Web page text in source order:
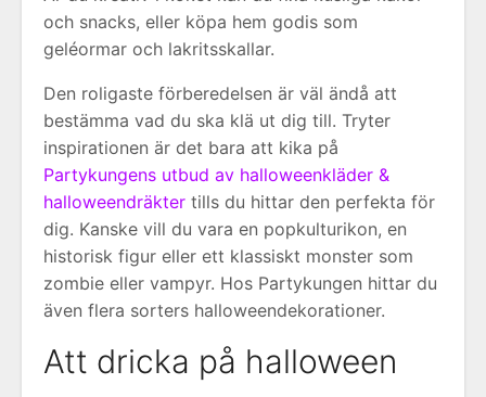
och snacks, eller köpa hem godis som
geléormar och lakritsskallar.
Den roligaste förberedelsen är väl ändå att
bestämma vad du ska klä ut dig till. Tryter
inspirationen är det bara att kika på
Partykungens utbud av halloweenkläder &
halloweendräkter tills du hittar den perfekta för
dig. Kanske vill du vara en popkulturikon, en
historisk figur eller ett klassiskt monster som
zombie eller vampyr. Hos Partykungen hittar du
även flera sorters halloweendekorationer.
Att dricka på halloween